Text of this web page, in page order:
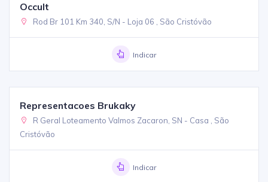
Occult
Rod Br 101 Km 340, S/N - Loja 06 , São Cristóvão
Indicar
Representacoes Brukaky
R Geral Loteamento Valmos Zacaron, SN - Casa , São
Cristóvão
Indicar